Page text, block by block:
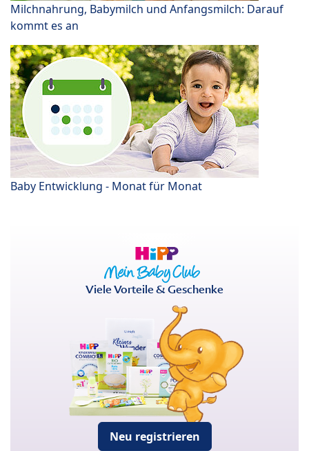
Milchnahrung, Babymilch und Anfangsmilch: Darauf
kommt es an
Baby Entwicklung - Monat für Monat
Viele Vorteile & Geschenke
Neu registrieren